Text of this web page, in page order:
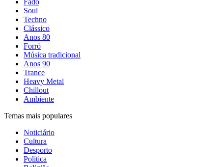
Fado
Soul
Techno
Clássico
Anos 80
Forró
Música tradicional
Anos 90
Trance
Heavy Metal
Chillout
Ambiente
Temas mais populares
Noticiário
Cultura
Desporto
Política